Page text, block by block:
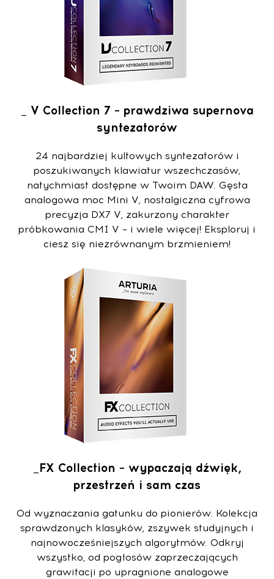
_ V Collection 7 – prawdziwa supernova
syntezatorów
24 najbardziej kultowych syntezatorów i
poszukiwanych klawiatur wszechczasów,
natychmiast dostępne w Twoim DAW. Gęsta
analogowa moc Mini V, nostalgiczna cyfrowa
precyzja DX7 V, zakurzony charakter
próbkowania CMI V – i wiele więcej! Eksploruj i
ciesz się niezrównanym brzmieniem!
_FX Collection – wypaczają dźwięk,
przestrzeń i sam czas
Od wyznaczania gatunku do pionierów. Kolekcja
sprawdzonych klasyków, zszywek studyjnych i
najnowocześniejszych algorytmów. Odkryj
wszystko, od pogłosów zaprzeczających
grawitacji po upragnione analogowe